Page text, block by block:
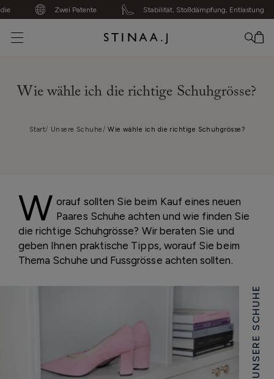
Zwei Patente Stabilität, Stoßdämpfung, Entlastung
Wie wähle ich die richtige Schuhgrösse?
Start Unsere Schuhe Wie wähle ich die richtige Schuhgrösse?
W orauf sollten Sie beim Kauf eines neuen
Paares Schuhe achten und wie finden Sie
die richtige Schuhgrösse? Wir beraten Sie und
geben Ihnen praktische Tipps, worauf Sie beim
Thema Schuhe und Fussgrösse achten sollten.
UNSERE SCHUHE